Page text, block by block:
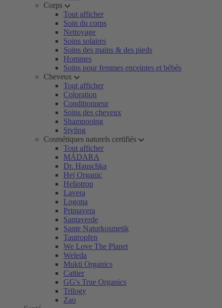
Corps
Tout afficher
Soin du corps
Nettoyage
Soins solaires
Soins des mains & des pieds
Hommes
Soins pour femmes enceintes et bébés
Cheveux
Tout afficher
Coloration
Conditionneur
Soins des cheveux
Shampooing
Styling
Cosmétiques naturels certifiés
Tout afficher
MÁDARA
Dr. Hauschka
Hej Organic
Heliotrop
Lavera
Logona
Primavera
Santaverde
Sante Naturkosmetik
Tautropfen
We Love The Planet
Weleda
Mukti Organics
Cattier
GG's True Organics
Trilogy
Zao